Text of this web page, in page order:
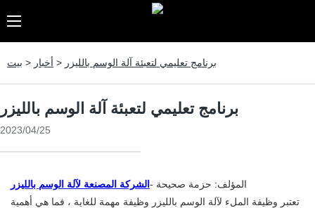
بيت > أخبار > برنامج تعليمي لتعبئة آلة الوسم بالليزر
برنامج تعليمي لتعبئة آلة الوسم بالليزر
2023/04/25
المؤلف: حزمة صحيحة - الشركة المصنعة لآلة الوسم بالليزر
تعتبر وظيفة الملء لآلة الوسم بالليزر وظيفة مهمة للغاية ، فما هي أهمية